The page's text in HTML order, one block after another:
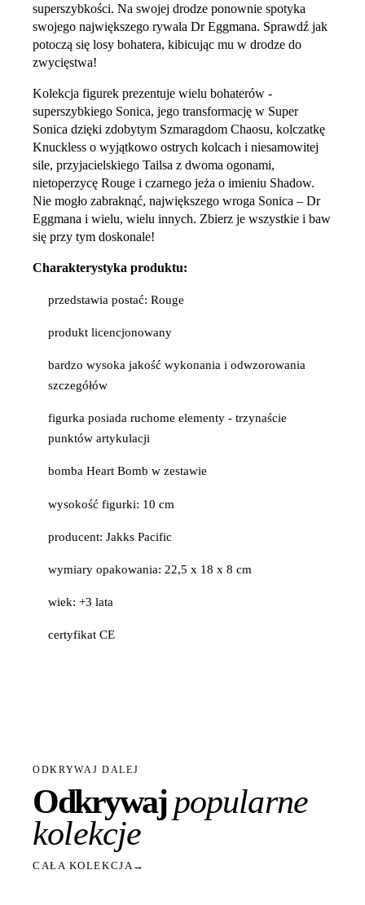
superszybkości. Na swojej drodze ponownie spotyka
swojego największego rywala Dr Eggmana. Sprawdź jak
potoczą się losy bohatera, kibicując mu w drodze do
zwycięstwa!
Kolekcja figurek prezentuje wielu bohaterów -
superszybkiego Sonica, jego transformację w Super
Sonica dzięki zdobytym Szmaragdom Chaosu, kolczatkę
Knuckless o wyjątkowo ostrych kolcach i niesamowitej
sile, przyjacielskiego Tailsa z dwoma ogonami,
nietoperzycę Rouge i czarnego jeża o imieniu Shadow.
Nie mogło zabraknąć, największego wroga Sonica – Dr
Eggmana i wielu, wielu innych. Zbierz je wszystkie i baw
się przy tym doskonale!
Charakterystyka produktu:
przedstawia postać: Rouge
produkt licencjonowany
bardzo wysoka jakość wykonania i odwzorowania
szczegółów
figurka posiada ruchome elementy - trzynaście
punktów artykulacji
bomba Heart Bomb w zestawie
wysokość figurki: 10 cm
producent: Jakks Pacific
wymiary opakowania: 22,5 x 18 x 8 cm
wiek: +3 lata
certyfikat CE
ODKRYWAJ DALEJ
Odkrywajpopularne
kolekcje
CAŁA KOLEKCJA→